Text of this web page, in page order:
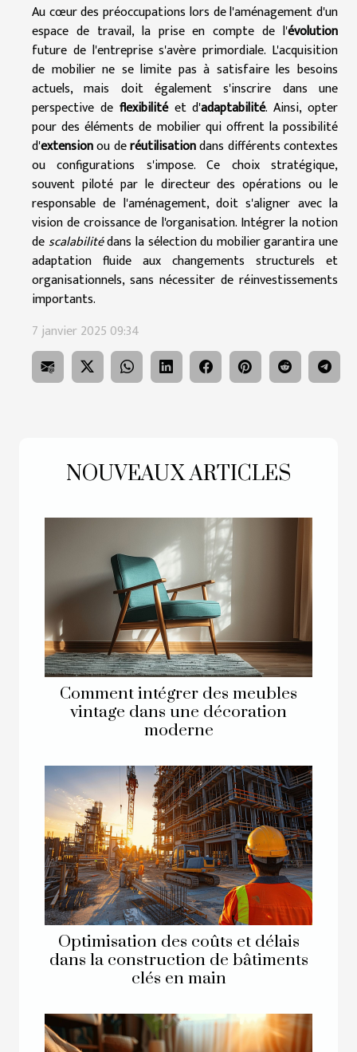
NOUVEAUX ARTICLES
Comment intégrer des meubles
vintage dans une décoration
moderne
Optimisation des coûts et délais
dans la construction de bâtiments
clés en main
Au cœur des préoccupations lors de l'aménagement d'un
espace de travail, la prise en compte de l'évolution
future de l'entreprise s'avère primordiale. L'acquisition
de mobilier ne se limite pas à satisfaire les besoins
actuels, mais doit également s'inscrire dans une
perspective de flexibilitéet d'adaptabilité. Ainsi, opter
pour des éléments de mobilier qui offrent la possibilité
d'extensionou deréutilisationdans différents contextes
ou configurations s'impose. Ce choix stratégique,
souvent piloté par le directeur des opérations ou le
responsable de l'aménagement, doit s'aligner avec la
vision de croissance de l'organisation. Intégrer la notion
descalabilitédans la sélection du mobilier garantira une
adaptation fluide aux changements structurels et
organisationnels, sans nécessiter de réinvestissements
importants.
7 janvier 2025 09:34